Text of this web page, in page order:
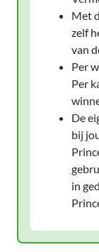
Met
zelf
van
Per
Per
De
bij
in